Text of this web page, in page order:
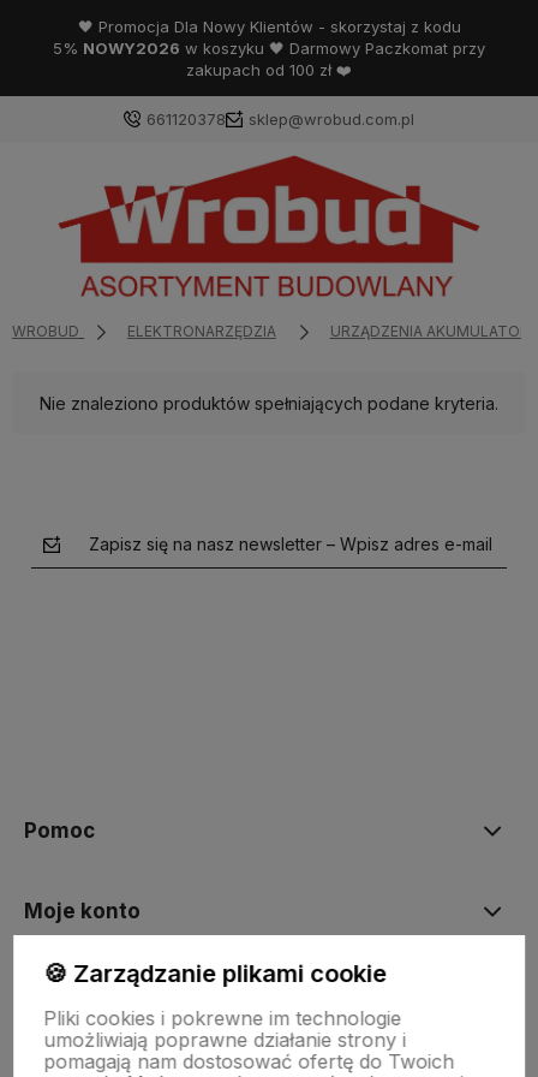
🖤 Promocja Dla Nowy Klientów - skorzystaj z kodu
5% NOWY2026 w koszyku 🖤 Darmowy Paczkomat przy
zakupach od 100 zł ❤️
661120378 sklep@wrobud.com.pl
WROBUD ELEKTRONARZĘDZIA URZĄDZENIA
Nie znaleziono produktów spełniających podane kryteria.
Zapisz się na nasz newsletter – Wpisz adres e-mail
Pomoc
Moje konto
Płatności i dostawa
🍪 Zarządzanie plikami cookie
Pliki cookies i pokrewne im technologie
umożliwiają poprawne działanie strony i
pomagają nam dostosować ofertę do Twoich